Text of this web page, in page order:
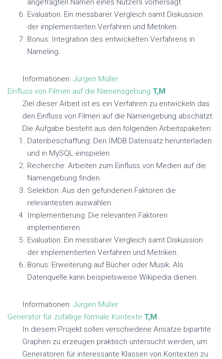
angefragten Namen eines Nutzers vorhersagt.
Evaluation: Ein messbarer Vergleich samt Diskussion
der implementierten Verfahren und Metriken.
Bonus: Integration des entwickelten Verfahrens in
Nameling.
Informationen: Jürgen Müller
Einfluss von Filmen auf die Namensgebung T,M
Ziel dieser Arbeit ist es ein Verfahren zu entwickeln das
den Einfluss von Filmen auf die Namengebung abschätzt.
Die Aufgabe besteht aus den folgenden Arbeitspaketen:
Datenbeschaffung: Den IMDB Datensatz herunterladen
und in MySQL einspielen.
Recherche: Arbeiten zum Einfluss von Medien auf die
Namengebung finden.
Selektion: Aus den gefundenen Faktoren die
relevantesten auswählen.
Implementierung: Die relevanten Faktoren
implementieren.
Evaluation: Ein messbarer Vergleich samt Diskussion
der implementierten Verfahren und Metriken.
Bonus: Erweiterung auf Bücher oder Musik. Als
Datenquelle kann beispielsweise Wikipedia dienen.
Informationen: Jürgen Müller
Generator für zufällige formale Kontexte T,M
In diesem Projekt sollen verschiedene Ansätze bipartite
Graphen zu erzeugen praktisch untersucht werden, um
Generatoren für interessante Klassen von Kontexten zu